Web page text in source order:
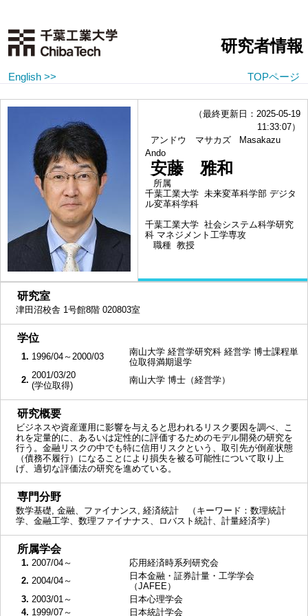
研究者情報
English >> TOPページ
（最終更新日：2025-05-19
11:33:07）
アンドウ マサカズ
Masakazu
Ando
安藤 雅和
所属
千葉工業大学 未来変革科学部 デジタ
ル変革科学科
千葉工業大学 社会システム科学研究
科 マネジメント工学専攻
職種 教授
研究室
津田沼校舎 1号館8階 020803室
学位
1. 1996/04～2000/03
南山大学 経営学研究科 経営学 博士課程単
位取得満期退学
2. 2001/03/20
(学位取得)
南山大学 博士（経営学）
研究概要
ビジネスや資産運用に影響を与えると思われるリスク要因を調べ、こ
れを定量的に、あるいは定性的に評価するためのモデル開発の研究を
行う。金融リスクの中でも特に信用リスクという、取引先が倒産状態
（債務不履行）になることにより損失を被る可能性について取り上
げ、適切な評価法の研究を進めている。
専門分野
数学基礎, 金融、ファイナンス, 経済統計 （キーワード：数理統計
学、金融工学、数理ファイナナス、ロバスト統計、計量経済学）
所属学会
1. 2007/04～
応用経済時系列研究会
2. 2004/04～
日本金融・証券計量・工学学会
（JAFEE）
3. 2003/01～
日本心理学会
4. 1999/07～ 日本統計学会